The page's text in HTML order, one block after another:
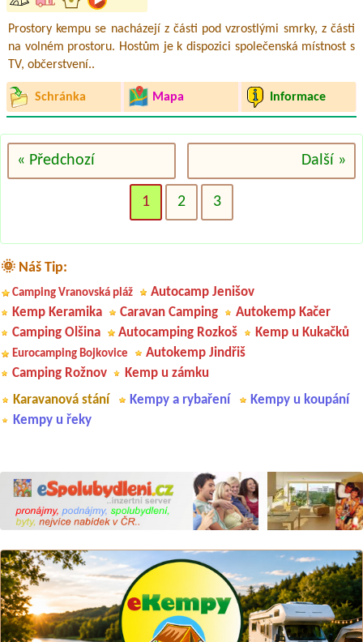
Prostory kempu se nacházejí z části pod vzrostlými smrky, z části
na volném prostoru. Hostům je k dispozici společenská místnost s
TV, občerstvení..
Schránka Mapa Informace
« Předchozí Další »
1 2 3
🌞 Náš Tip:
Camping Vranovská pláž
Autocamp Jenišov
Kemp Keramika
Caravan Camping
Autokemp Kačer
Camping Olšina
Autocamping Rozkoš Kemp u Kukačků
Eurocamping Bojkovice
Autokemp Jindřiš
Camping Rožnov
Kemp u zámku
Karavanová stání
Kempy a rybaření
Kempy u koupání
Kempy u řeky